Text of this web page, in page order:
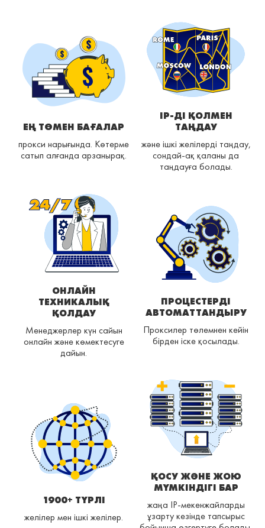
ЕҢ ТӨМЕН БАҒАЛАР
прокси нарығында. Көтерме
сатып алғанда арзанырақ.
IP-ДІ ҚОЛМЕН
ТАҢДАУ
және ішкі желілерді таңдау,
сондай-ақ қаланы да
таңдауға болады.
ОНЛАЙН
ТЕХНИКАЛЫҚ
ҚОЛДАУ
Менеджерлер күн сайын
онлайн және көмектесуге
дайын.
ПРОЦЕСТЕРДІ
АВТОМАТТАНДЫРУ
Проксилер төлемнен кейін
бірден іске қосылады.
1900+ ТҮРЛІ
желілер мен ішкі желілер.
ҚОСУ ЖӘНЕ ЖОЮ
МҮМКІНДІГІ БАР
жаңа IP-мекенжайларды
ұзарту кезінде тапсырыс